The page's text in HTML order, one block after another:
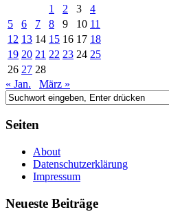
1
2 3
4
5
6 7 8 9 10 11
12 13 14 15 16 17 18
19 20 21 22 23 24 25
26 27 28
« Jan.
März »
Seiten
About
Datenschutzerklärung
Impressum
Neueste Beiträge